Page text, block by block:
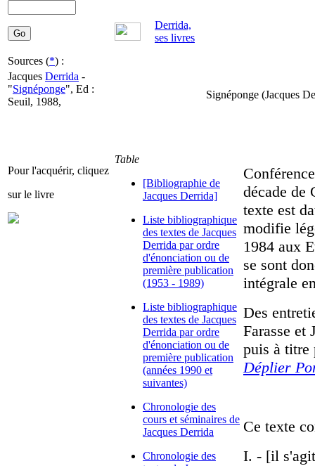
Derrida,
ses livres
Sources (*) :
Jacques Derrida -
"Signéponge", Ed :
Seuil, 1988,
Signéponge (Jacques
Pour l'acquérir, cliquez
sur le livre
Table
[Bibliographie de
Jacques Derrida]
Liste bibliographique
des textes de Jacques
Derrida par ordre
d'énonciation ou de
première publication
(1953 - 1989)
Liste bibliographique
des textes de Jacques
Derrida par ordre
d'énonciation ou de
première publication
(années 1990 et
suivantes)
Chronologie des
cours et séminaires de
Jacques Derrida
Chronologie des
décade de
texte est
modifie
1984 aux
se sont
intégrale
Des
Farasse et
puis à titre
Déplier
Ce texte
I. - [il